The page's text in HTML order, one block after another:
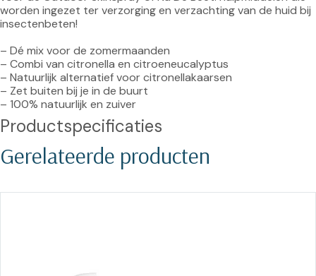
worden ingezet ter verzorging en verzachting van de huid bij
insectenbeten!
– Dé mix voor de zomermaanden
– Combi van citronella en citroeneucalyptus
– Natuurlijk alternatief voor citronellakaarsen
– Zet buiten bij je in de buurt
– 100% natuurlijk en zuiver
Productspecificaties
Gerelateerde producten